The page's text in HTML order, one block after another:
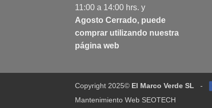
11:00 a 14:00 hrs. y
Agosto Cerrado, puede
comprar utilizando nuestra
página web
Copyright 2025© El Marco Verde SL -
Mantenimiento Web SEOTECH